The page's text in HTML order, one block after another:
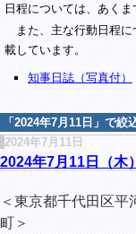
日程については、あくま
また、主な行動日程に
載しています。
知事日誌（写真付）
「 2024年7月11日 」で絞
2024年7月11日
2024年7月11日（木）
＜東京都千代田区平
町＞